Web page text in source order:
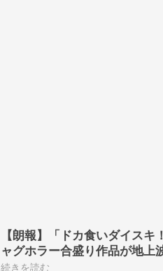
【朗報】「ドカ食いダイス
ャグホラー合盛り作品が地上
続きを読む